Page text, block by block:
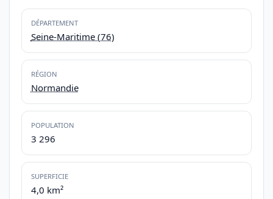
DÉPARTEMENT
Seine-Maritime (76)
RÉGION
Normandie
POPULATION
3 296
SUPERFICIE
4,0 km²